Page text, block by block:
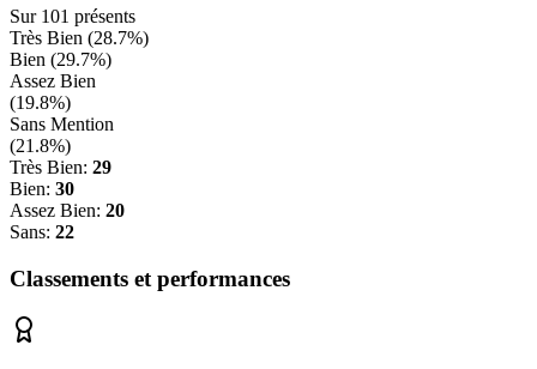
Sur 101 présents
Très Bien (28.7%)
Bien (29.7%)
Assez Bien
(19.8%)
Sans Mention
(21.8%)
Très Bien: 29
Bien: 30
Assez Bien: 20
Sans: 22
Classements et performances